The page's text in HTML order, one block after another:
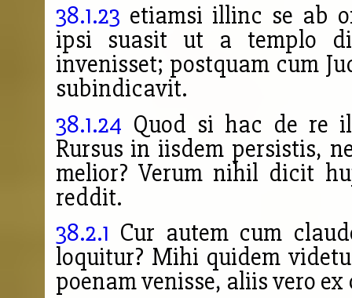
38.1.23 etiamsi illinc se ab
ipsi suasit ut a templo
invenisset; postquam cum
subindicavit.
38.1.24 Quod si hac de re
Rursus in iisdem persistis,
melior? Verum nihil dicit
reddit.
38.2.1 Cur autem cum
loquitur? Mihi quidem
poenam venisse, aliis vero